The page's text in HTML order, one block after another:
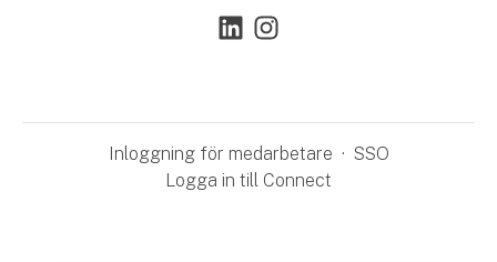
Inloggning för medarbetare · SSO
Logga in till Connect